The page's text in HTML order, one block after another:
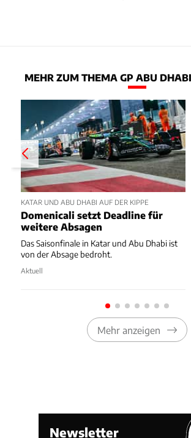
MEHR ZUM THEMA GP ABU
KATAR UND ABU DHABI AUF DER KIPPE
Domenicali setzt Deadline für
weitere Absagen
Das Saisonfinale in Katar und Abu Dhabi ist
von der Absage bedroht.
Aktuell
Mehr anzeigen
Newsletter